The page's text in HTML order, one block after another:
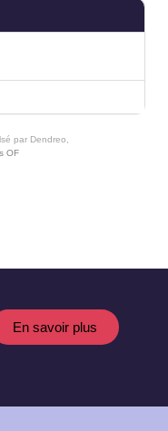
par Dendreo,
OF
En savoir plus